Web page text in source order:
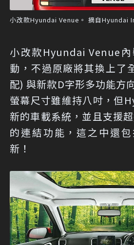
小改款Hyundai Venue。 摘自Hyundai
小改款Hyundai Venue
動，不過原廠將其換上了
配) 與新款D字形多功能方
螢幕尺寸雖維持八吋，但
新的車載系統，並且支援
的連結功能，這之中還
新！